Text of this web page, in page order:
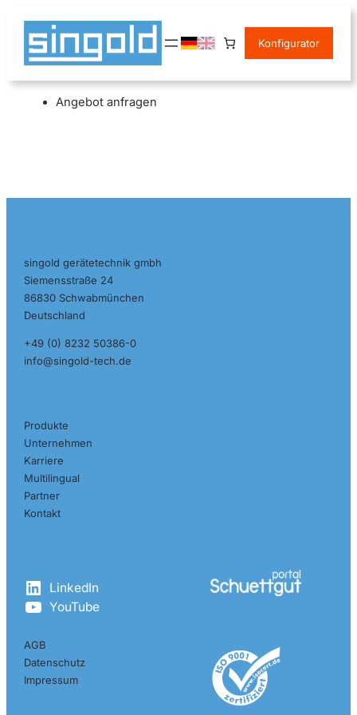
Inhalt
springen
Konfigurator
Angebot anfragen
singold gerätetechnik gmbh
Siemensstraße 24
86830 Schwabmünchen
Deutschland
+49 (0) 8232 50386-0
info@singold-tech.de
Produkte
Unternehmen
Karriere
Multilingual
Partner
Kontakt
LinkedIn
YouTube
AGB
Datenschutz
Impressum